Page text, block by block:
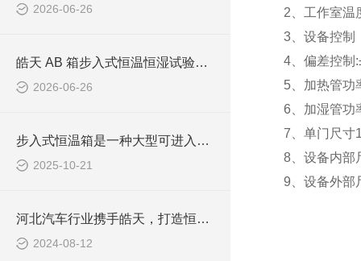
2026-06-26
皓天 AB 箱步入式恒温恒湿试验室整装完工有序发货
2026-06-26
步入式恒温箱是一种大型可进入的环境模拟设备
2025-10-21
河北汽车行业携手皓天，打造恒温恒湿实验室
2024-08-12
2、工作室
3、设备控制
4、偏差控制
5、加热管功
6、加湿管功
7、单门尺寸
8、设备内部
9、设备外部